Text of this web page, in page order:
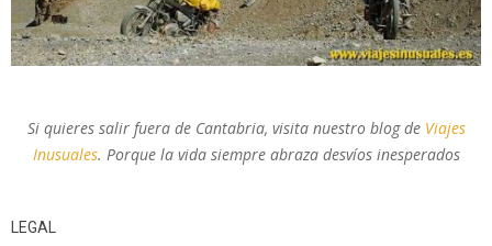
Si quieres salir fuera de Cantabria, visita nuestro blog de Viajes
Inusuales. Porque la vida siempre abraza desvíos inesperados
LEGAL